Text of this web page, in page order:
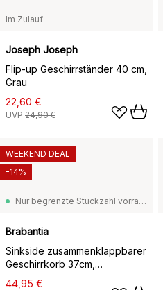
Im Zulauf
Joseph Joseph
Flip-up Geschirrständer 40 cm,
Grau
22,60 €
UVP 24,90 €
Nur begrenzte Stückzahl vorrätig
Brabantia
Sinkside zusammenklappbarer
Geschirrkorb 37cm,
Dunkelgrau
44,95 €
WEEKEND DEAL
-14%